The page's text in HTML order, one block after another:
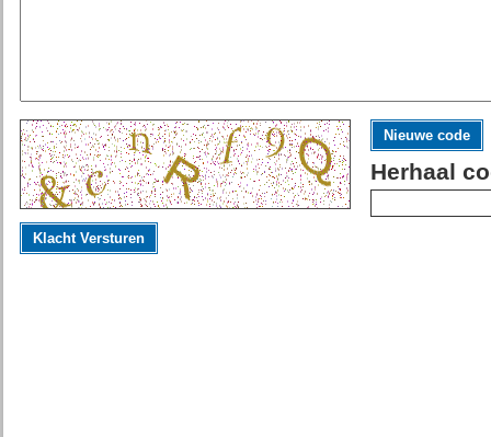
Nieuwe code
Herhaal
Klacht Versturen